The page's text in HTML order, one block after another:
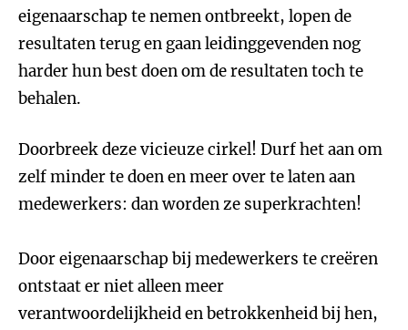
eigenaarschap te nemen ontbreekt, lopen de
resultaten terug en gaan leidinggevenden nog
harder hun best doen om de resultaten toch te
behalen.
Doorbreek deze vicieuze cirkel! Durf het aan om
zelf minder te doen en meer over te laten aan
medewerkers: dan worden ze superkrachten!
Door eigenaarschap bij medewerkers te creëren
ontstaat er niet alleen meer
verantwoordelijkheid en betrokkenheid bij hen,